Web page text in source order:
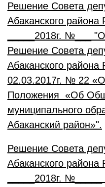
Решение Совета
Абаканского района
_____2018г. №___
Решение Совета
Абаканского района
02.03.2017г. № 22
Положения «Об
муниципального
Абаканский район»".
Решение Совета
Абаканского района
_____2018г.